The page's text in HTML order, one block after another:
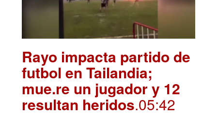
Rayo impacta partido de
futbol en Tailandia;
mue.re un jugador y 12
resultan heridos.05:42